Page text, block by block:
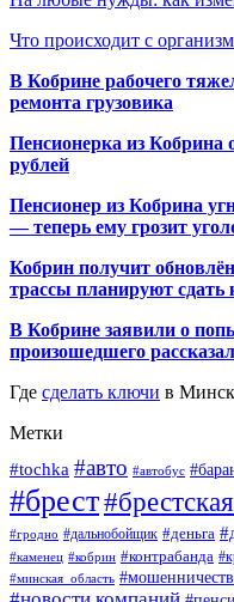
Что происходит с
В Кобрине рабочего
ремонта грузовика
Пенсионерка из
рублей
Пенсионер из Кобрина
— теперь ему грозит
Кобрин получит
трассы планируют сдать
В Кобрине заявили о
произошедшего
Где сделать ключи в
Метки
#tochka #авто #автобус
#брест
#гродно #дальнобойщик #деньга
#каменец #кобрин #контрабанда
#минская_область